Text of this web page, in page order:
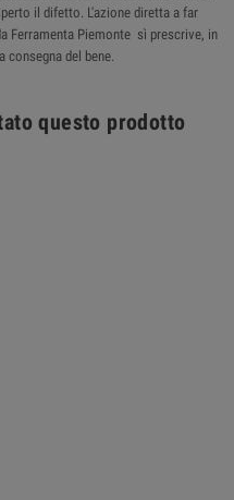
il difetto. L'azione diretta a far
Ferramenta Piemonte sì prescrive, in
consegna del bene.
questo prodotto